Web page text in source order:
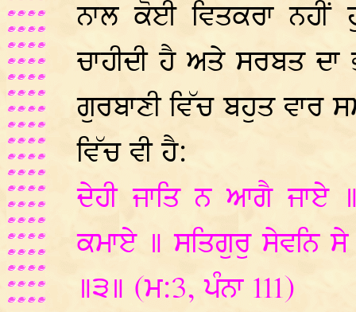
ਨਾਲ ਕੋਈ ਵਿਤਕਰਾ ਨਹੀਂ
ਚਾਹੀਦੀ ਹੈ ਅਤੇ ਸਰਬਤ ਦਾ
ਗੁਰਬਾਣੀ ਵਿੱਚ ਬਹੁਤ
ਵਿੱਚ ਵੀ ਹੈ:
ਦੇਹੀ ਜਾਤਿ ਨ ਆਗੈ ਜਾਏ
ਕਮਾਏ ॥ ਸਤਿਗੁਰੁ ਸੇਵਨਿ
॥੩॥ (ਮ:3, ਪੰਨਾ 111)